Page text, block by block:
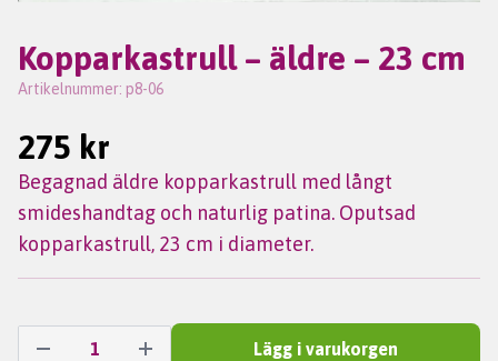
Kopparkastrull – äldre – 23 cm
Artikelnummer: p8-06
275 kr
Begagnad äldre kopparkastrull med långt
smideshandtag och naturlig patina. Oputsad
kopparkastrull, 23 cm i diameter.
Lägg i varukorgen